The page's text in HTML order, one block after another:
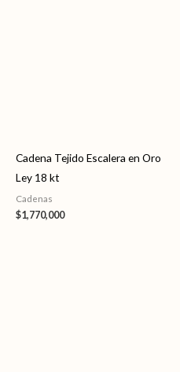
Cadena Tejido Escalera en Oro
Ley 18 kt
Cadenas
$1,770,000